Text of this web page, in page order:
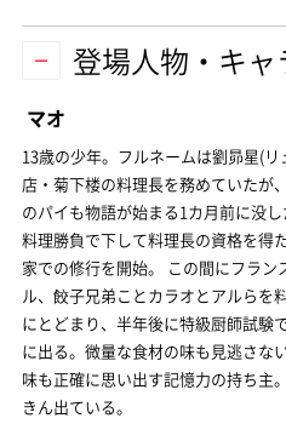
登場人物・キャ
マオ
13歳の少年。フルネームは劉昴星(
店・菊下楼の料理長を務めていたが
のパイも物語が始まる1カ月前に没
料理勝負で下して料理長の資格を得
家での修行を開始。 この間にフラ
ル、餃子兄弟ことカラオとアルらを
にとどまり、半年後に特級厨師試験
に出る。微量な食材の味も見逃さな
味も正確に思い出す記憶力の持ち主
きん出ている。